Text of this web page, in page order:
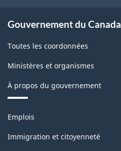
active
Structure
de
classification
Gouvernement du Canada
Toutes les coordonnées
Ministères et organismes
À propos du gouvernement
Thèmes
sujets
Emplois
Immigration et citoyenneté